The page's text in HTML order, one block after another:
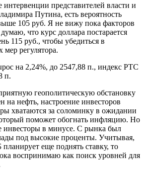
представителей власти и
Путина, есть вероятность
105 руб. Я не вижу пока факторов
что курс доллара постарается
115 руб., чтобы убедиться в
регулятора.
на 2,24%, до 2547,88 п., индекс РТС
п.
геополитическую обстановку
на нефть, настроение инвесторов
хватаются за соломинку в ожидании
поможет обогнать инфляцию. Но
инвесторы в минусе. С рынка был
под высокие проценты. Учитывая,
еще поднять ставку, то
воспринимаю как поиск уровней для